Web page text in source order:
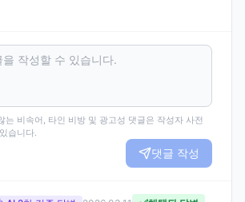
는 비속어, 타인 비방 및 광고성 댓글은 작성자 사전
습니다.
댓글 작성